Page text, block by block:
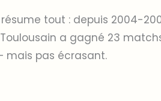
tout : depuis 2004-
a gagné 23
mais pas écrasant.